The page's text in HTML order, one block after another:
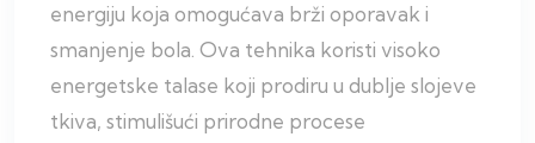
energiju koja omogućava brži oporavak i
smanjenje bola. Ova tehnika koristi visoko
energetske talase koji prodiru u dublje slojeve
tkiva, stimulišući prirodne procese